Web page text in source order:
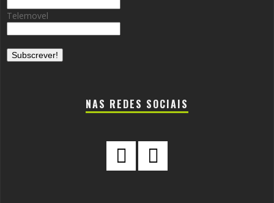
Telemovel
NAS REDES SOCIAIS